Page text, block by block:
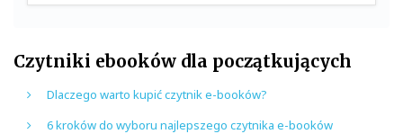
Czytniki ebooków dla początkujących
Dlaczego warto kupić czytnik e-booków?
6 kroków do wyboru najlepszego czytnika e-booków